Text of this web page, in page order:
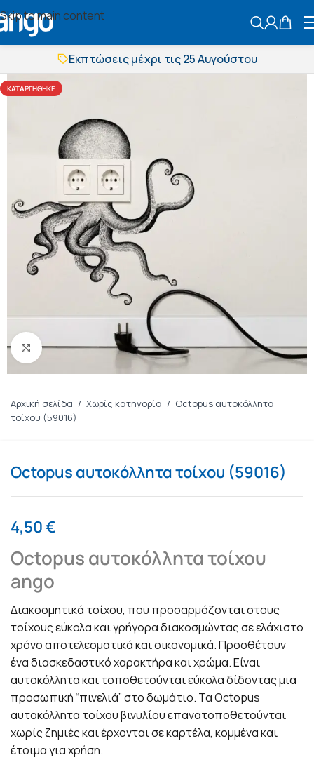
Skip to main content
Εκπτώσεις μέχρι τις 25 Αυγούστου
Δωρεάν μεταφορικά
Εκπτώσεις μέχρι τις 25 Αυγούστου
Δωρεάν μεταφορικά
BOXNOW αποστολή
Άμεση παράδοση
ΚΑΤΑΡΓΉΘΗΚΕ
Πατήστε για μεγέθυνση
Αρχική σελίδα / Χωρίς κατηγορία / Octopus αυτοκόλλητα
τοίχου (59016)
Octopus αυτοκόλλητα τοίχου (59016)
4,50€
Octopus αυτοκόλλητα τοίχου
ango
Διακοσμητικά τοίχου, που προσαρμόζονται στους
τοίχους εύκολα και γρήγορα διακοσμώντας σε ελάχιστο
χρόνο αποτελεσματικά και οικονομικά. Προσθέτουν
ένα διασκεδαστικό χαρακτήρα και χρώμα. Είναι
αυτοκόλλητα και τοποθετούνται εύκολα δίδοντας μια
προσωπική “πινελιά” στο δωμάτιο. Τα Octopus
αυτοκόλλητα τοίχου βινυλίου επανατοποθετούνται
χωρίς ζημιές και έρχονται σε καρτέλα, κομμένα και
έτοιμα για χρήση.